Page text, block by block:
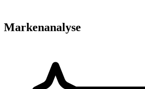
Markenanalyse